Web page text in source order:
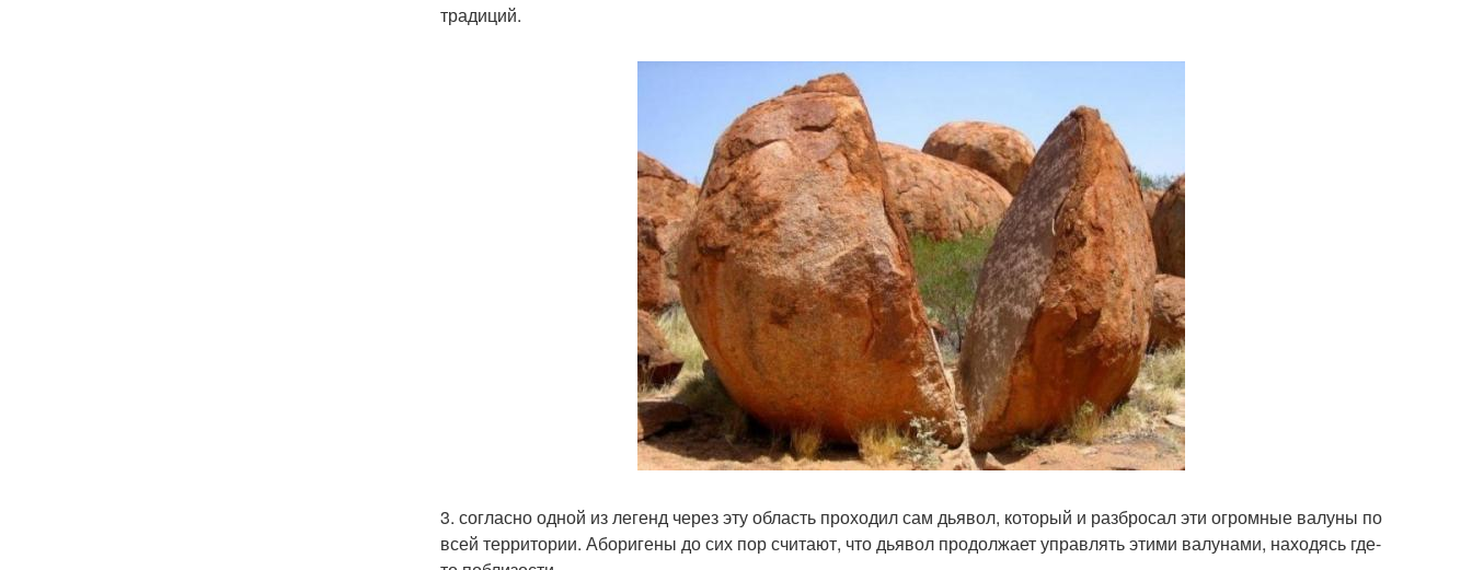
традиций.
3. согласно одной из легенд через эту область проходил сам дьявол, который и разбросал эти огромные валуны по
всей территории. Аборигены до сих пор считают, что дьявол продолжает управлять этими валунами, находясь где-